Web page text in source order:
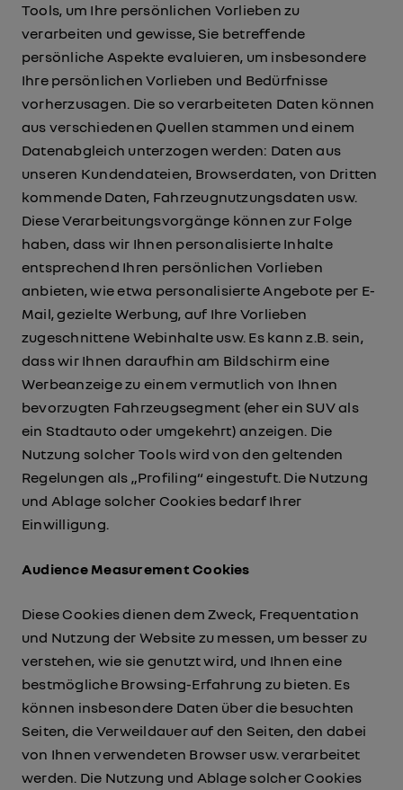
Tools, um Ihre persönlichen Vorlieben zu
verarbeiten und gewisse, Sie betreffende
persönliche Aspekte evaluieren, um insbesondere
Ihre persönlichen Vorlieben und Bedürfnisse
vorherzusagen. Die so verarbeiteten Daten können
aus verschiedenen Quellen stammen und einem
Datenabgleich unterzogen werden: Daten aus
unseren Kundendateien, Browserdaten, von Dritten
kommende Daten, Fahrzeugnutzungsdaten usw.
Diese Verarbeitungsvorgänge können zur Folge
haben, dass wir Ihnen personalisierte Inhalte
entsprechend Ihren persönlichen Vorlieben
anbieten, wie etwa personalisierte Angebote per E-
Mail, gezielte Werbung, auf Ihre Vorlieben
zugeschnittene Webinhalte usw. Es kann z.B. sein,
dass wir Ihnen daraufhin am Bildschirm eine
Werbeanzeige zu einem vermutlich von Ihnen
bevorzugten Fahrzeugsegment (eher ein SUV als
ein Stadtauto oder umgekehrt) anzeigen. Die
Nutzung solcher Tools wird von den geltenden
Regelungen als „Profiling“ eingestuft. Die Nutzung
und Ablage solcher Cookies bedarf Ihrer
Einwilligung.
Audience Measurement Cookies
Diese Cookies dienen dem Zweck, Frequentation
und Nutzung der Website zu messen, um besser zu
verstehen, wie sie genutzt wird, und Ihnen eine
bestmögliche Browsing-Erfahrung zu bieten. Es
können insbesondere Daten über die besuchten
Seiten, die Verweildauer auf den Seiten, den dabei
von Ihnen verwendeten Browser usw. verarbeitet
werden. Die Nutzung und Ablage solcher Cookies